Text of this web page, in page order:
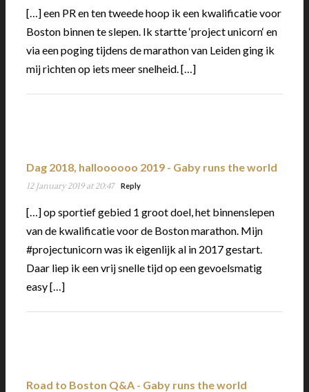
[…] een PR en ten tweede hoop ik een kwalificatie voor
Boston binnen te slepen. Ik startte ‘project unicorn‘ en
via een poging tijdens de marathon van Leiden ging ik
mij richten op iets meer snelheid. […]
Dag 2018, halloooooo 2019 - Gaby runs the world
12 January 2019 at 20:47 Reply
[…] op sportief gebied 1 groot doel, het binnenslepen
van de kwalificatie voor de Boston marathon. Mijn
#projectunicorn was ik eigenlijk al in 2017 gestart.
Daar liep ik een vrij snelle tijd op een gevoelsmatig
easy […]
Road to Boston Q&A - Gaby runs the world